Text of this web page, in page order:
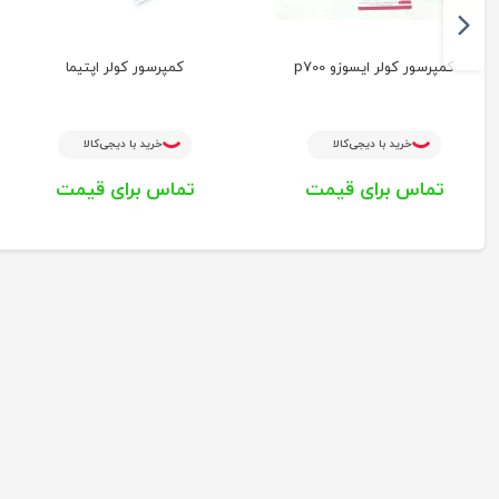
کمپرسور کولر ایسوزو p700
خرید با دیجی‌کالا
تماس برای قیمت
کمپرسور کولر اپتیما
خرید با دیجی‌کالا
تماس برای قیمت